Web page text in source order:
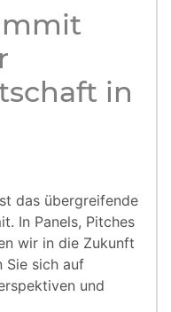
in
das übergreifende
In Panels, Pitches
wir in die Zukunft
Sie sich auf
und